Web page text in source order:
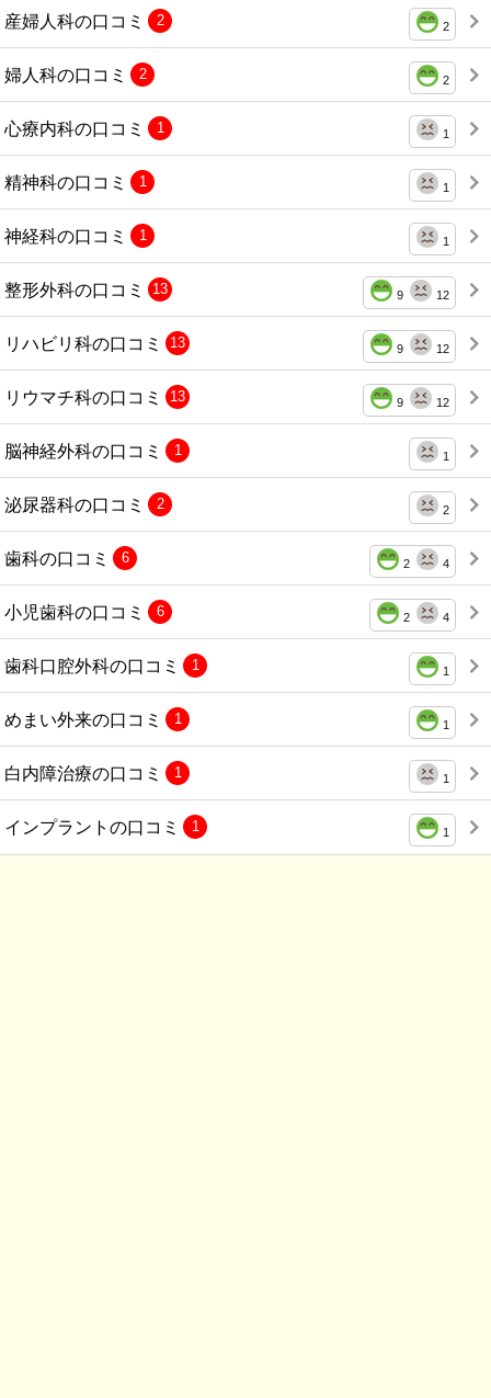
産婦人科の口コミ 2
2
婦人科の口コミ 2
2
心療内科の口コミ 1
1
精神科の口コミ 1
1
神経科の口コミ 1
1
整形外科の口コミ 9 12
13
リハビリ科の口コミ 9 12
13
リウマチ科の口コミ 9 12
13
脳神経外科の口コミ 1
1
泌尿器科の口コミ 2
2
歯科の口コミ 2 4
6
小児歯科の口コミ 2 4
6
歯科口腔外科の口コミ 1
1
めまい外来の口コミ 1
1
白内障治療の口コミ 1
1
インプラントの口コミ 1
1